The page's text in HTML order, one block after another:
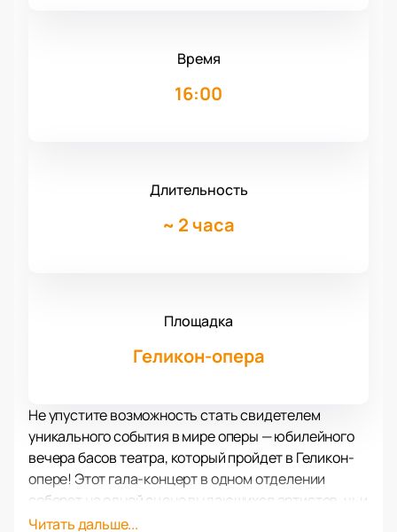
Время
16:00
Длительность
~ 2 часа
Площадка
Геликон-опера
Не упустите возможность стать свидетелем
уникального события в мире оперы — юбилейного
вечера басов театра, который пройдет в Геликон-
опере! Этот гала-концерт в одном отделении
соберет на одной сцене выдающихся артистов, чьи
мощные голоса и талант покоряют сердца
Читать дальше...